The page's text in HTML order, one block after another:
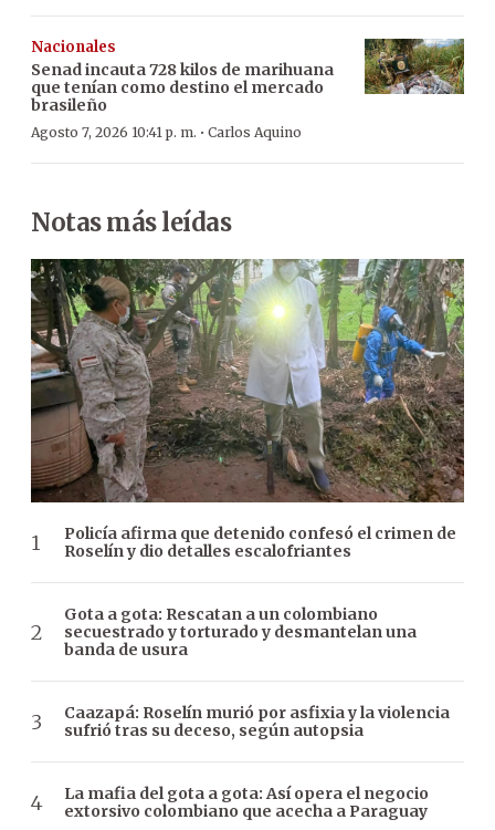
Nacionales
Senad incauta 728 kilos de marihuana
que tenían como destino el mercado
brasileño
Agosto 7, 2026 10:41 p. m. · Carlos Aquino
Notas más leídas
Policía afirma que detenido confesó el crimen de
Roselín y dio detalles escalofriantes
Gota a gota: Rescatan a un colombiano
secuestrado y torturado y desmantelan una
banda de usura
Caazapá: Roselín murió por asfixia y la violencia
sufrió tras su deceso, según autopsia
La mafia del gota a gota: Así opera el negocio
extorsivo colombiano que acecha a Paraguay